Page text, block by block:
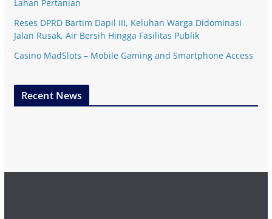
Lahan Pertanian
Reses DPRD Bartim Dapil III, Keluhan Warga Didominasi
Jalan Rusak, Air Bersih Hingga Fasilitas Publik
Casino MadSlots – Mobile Gaming and Smartphone Access
Recent News